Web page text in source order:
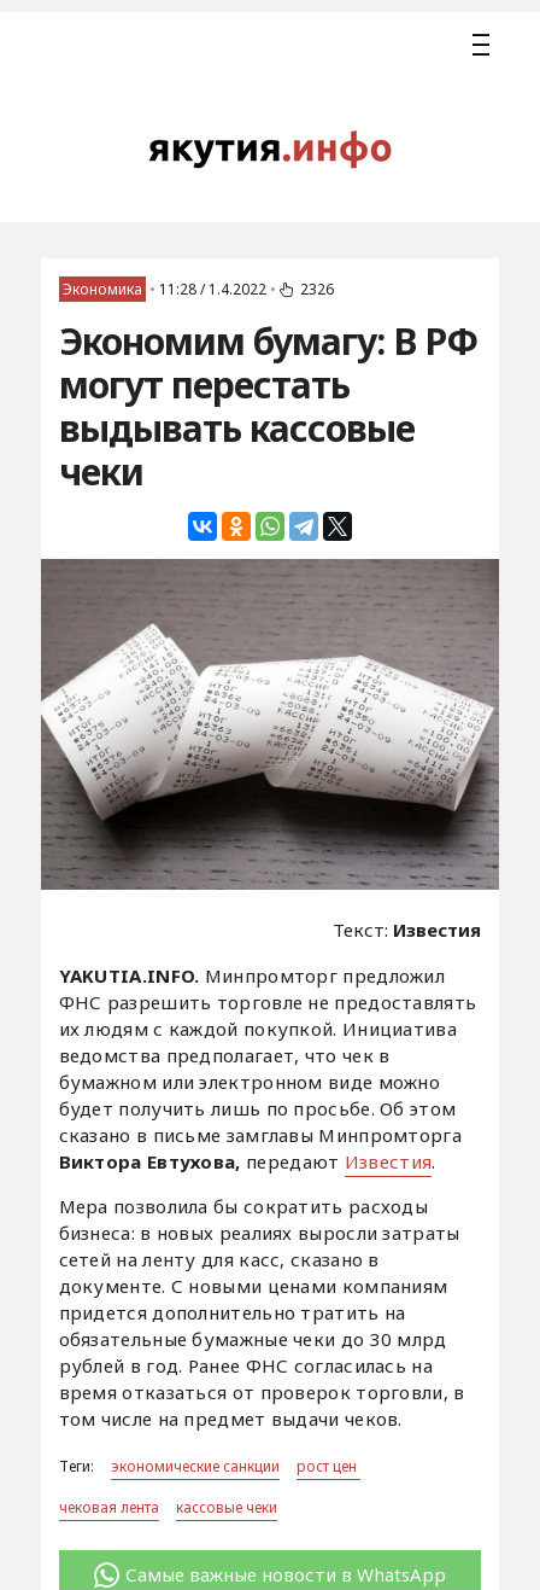
Экономика • 11:28 / 1.4.2022 • 2326
Экономим бумагу: В РФ
могут перестать
выдывать кассовые
чеки
Текст: Известия
YAKUTIA.INFO. Минпромторг предложил
ФНС разрешить торговле не предоставлять
их людям с каждой покупкой. Инициатива
ведомства предполагает, что чек в
бумажном или электронном виде можно
будет получить лишь по просьбе. Об этом
сказано в письме замглавы Минпромторга
Виктора Евтухова, передают Известия.
Мера позволила бы сократить расходы
бизнеса: в новых реалиях выросли затраты
сетей на ленту для касс, сказано в
документе. С новыми ценами компаниям
придется дополнительно тратить на
обязательные бумажные чеки до 30 млрд
рублей в год. Ранее ФНС согласилась на
время отказаться от проверок торговли, в
том числе на предмет выдачи чеков.
Теги: экономические санкции
рост цен
чековая лента
кассовые чеки
Самые важные новости в WhatsApp